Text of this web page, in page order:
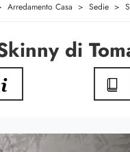
Arredamento Casa > Sedie >
di